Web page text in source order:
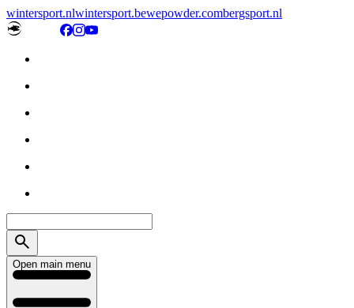
wintersport.nlwintersport.bewepowder.combergsport.nl
Open main menu